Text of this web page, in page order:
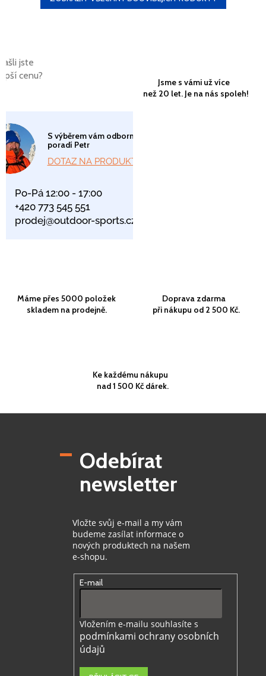
jste
cenu?
S výběrem vám odborně
poradí Petr
DOTAZ NA PRODUKT
Po-Pá 12:00 - 17:00
+420 773 545 551
prodej@outdoor-sports.cz
Jsme s vámi už více
než 20 let. Je na nás spoleh!
Máme přes 5000 položek
skladem na prodejně.
Doprava zdarma
při nákupu od 2 500 Kč.
Ke každému nákupu
nad 1 500 Kč dárek.
Odebírat
newsletter
Vložte svůj e-mail a my vám
budeme zasílat informace o
nových produktech na našem
e-shopu.
E-mail
Vložením e-mailu souhlasíte s
podmínkami ochrany osobních
údajů